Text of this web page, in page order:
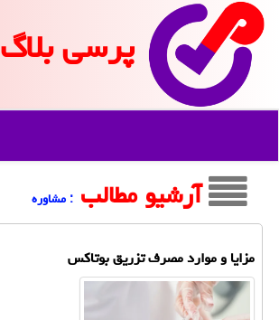
پرسی بلاگ
آرشیو مطالب : مشاوره
مزایا و موارد مصرف تزریق بوتاکس